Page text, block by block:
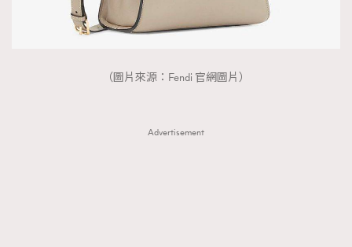
（圖片來源：Fendi 官網圖片）
Advertisement